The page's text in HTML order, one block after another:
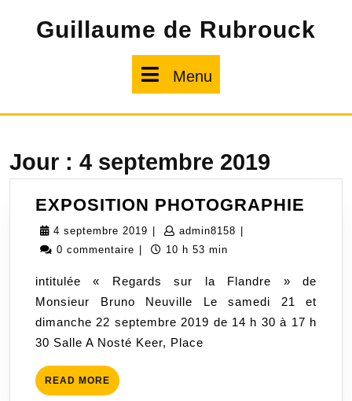
Guillaume de Rubrouck
Menu
Jour : 4 septembre 2019
EXPOSITION PHOTOGRAPHIE
4 septembre 2019 4
septembre
admin8158 admin8158
0 commentaire
10 h 53 min
intitulée « Regards sur la Flandre » de
Monsieur Bruno Neuville Le samedi 21 et
dimanche 22 septembre 2019 de 14 h 30 à 17 h
30 Salle A Nosté Keer, Place
READ MORE READ
MORE